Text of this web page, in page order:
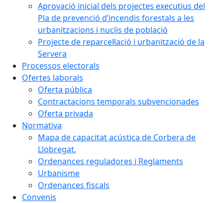
Aprovació inicial dels projectes executius del
Pla de prevenció d’incendis forestals a les
urbanitzacions i nuclis de població
Projecte de reparcel·lació i urbanització de la
Servera
Processos electorals
Ofertes laborals
Oferta pública
Contractacions temporals subvencionades
Oferta privada
Normativa
Mapa de capacitat acústica de Corbera de
Llobregat.
Ordenances reguladores i Reglaments
Urbanisme
Ordenances fiscals
Convenis